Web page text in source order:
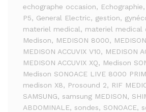
echographe occasion, Echographie
P5, General Electric, gestion,
materiel medical, materiel medical
Medison, MEDISON 8000,
MEDISON ACCUVIX V10, MEDISON
MEDISON ACCUVIX XQ, Medison
Medison SONOACE LIVE 8000
medison X8, Prosound 2, RIF
SAMSUNG, samsung MEDISON,
ABDOMINALE, sondes, SONOACE,